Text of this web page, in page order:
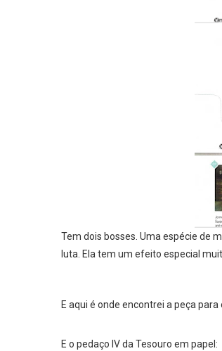
Tem dois bosses. Uma espécie de
luta. Ela tem um efeito especial
E aqui é onde encontrei a peça para
E o pedaço IV da Tesouro em papel: